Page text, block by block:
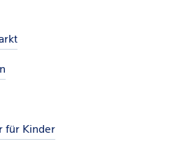
für Kinder